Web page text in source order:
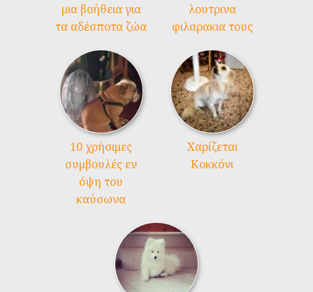
μια βοήθεια για
τα αδέσποτα ζώα
λουτρινα
φιλαρακια τους
10 χρήσιμες
συμβουλές εν
όψη του
καύσωνα
Χαρίζεται
Κοκκόνι